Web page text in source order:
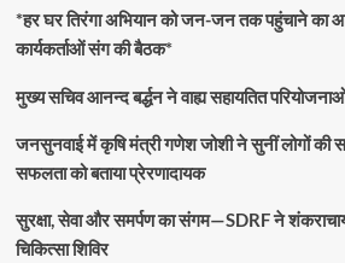
*हर घर तिरंगा अभियान को जन-जन तक पहुंचाने का
कार्यकर्ताओं संग की बैठक*
मुख्य सचिव आनन्द बर्द्धन ने वाह्य सहायतित
जनसुनवाई में कृषि मंत्री गणेश जोशी ने सुनीं लोगों की
सफलता को बताया प्रेरणादायक
सुरक्षा, सेवा और समर्पण का संगम—SDRF ने
चिकित्सा शिविर